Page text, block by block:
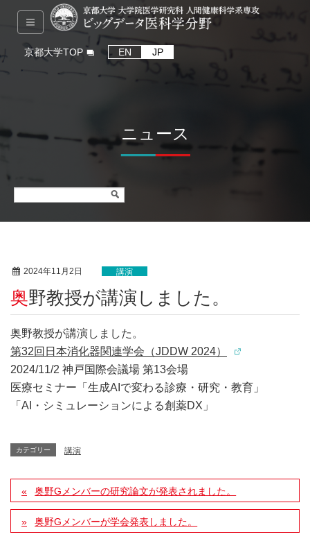
京都大学TOP EN JP
ニュース
2024年11月2日 講演
奥野教授が講演しました。
奥野教授が講演しました。
第32回日本消化器関連学会（JDDW 2024）
2024/11/2 神戸国際会議場 第13会場
医療セミナー「生成AIで変わる診療・研究・教育」
「AI・シミュレーションによる創薬DX」
カテゴリー 講演
奥野Gメンバーの研究論文が発表されました。
奥野Gメンバーが学会発表しました。